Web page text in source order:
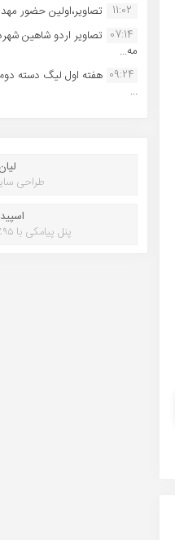
11:02
تصاویر،اولین حضور
07:14 تصاویر اردو شاهین
مه...
09:24 هفته اول لیگ دسته
...
طراحی
پنل پیامکی با ۹۵٪ تخفیف خرید پنل